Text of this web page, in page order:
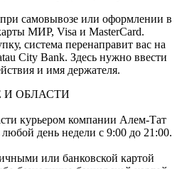
самовывозе или оформлении в
МИР, Visa и MasterCard.
система перенаправит вас на
City Bank. Здесь нужно ввести
и имя держателя.
И ОБЛАСТИ
курьером компании Алем-Тат
день недели с 9:00 до 21:00.
или банковской картой